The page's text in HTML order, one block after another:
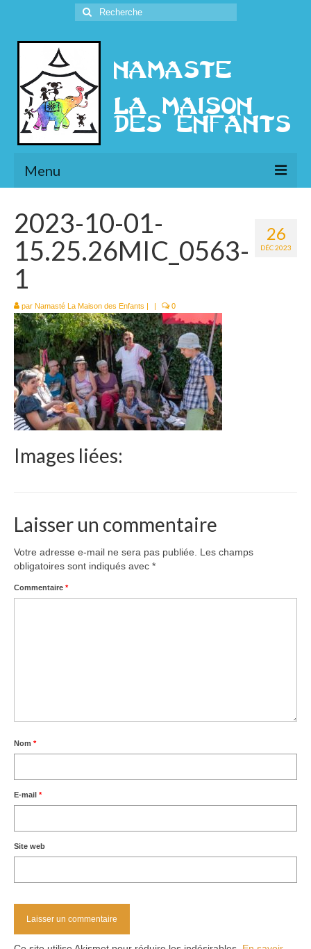
Rechercher
:
Menu
Présentation
l’Ethique
Le Népal
Documents
Parrainages
Missions 2023
Nous contacter
26
DÉC 2023
2023-10-01-
15.25.26MIC_0563-
1
par Namasté La Maison des Enfants | | 0
Images liées:
Laisser un commentaire
Votre adresse e-mail ne sera pas publiée.
Les champs
obligatoires sont indiqués avec *
Commentaire *
Nom *
E-mail *
Site web